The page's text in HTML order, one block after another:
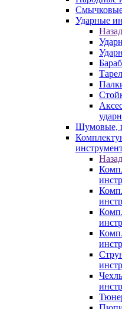
Ударные
Назад
Шумовые,
Назад